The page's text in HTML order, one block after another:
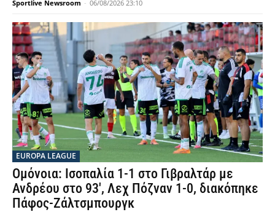
Sportlive Newsroom - 06/08/2026 23:10
EUROPA LEAGUE
Ομόνοια: Ισοπαλία 1-1 στο Γιβραλτάρ με
Ανδρέου στο 93′, Λεχ Πόζναν 1-0, διακόπηκε
Πάφος-Ζάλτσμπουργκ